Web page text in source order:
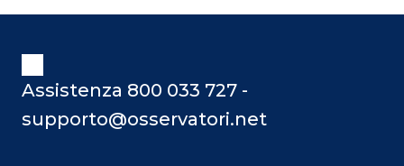
Assistenza 800 033 727 -
supporto@osservatori.net